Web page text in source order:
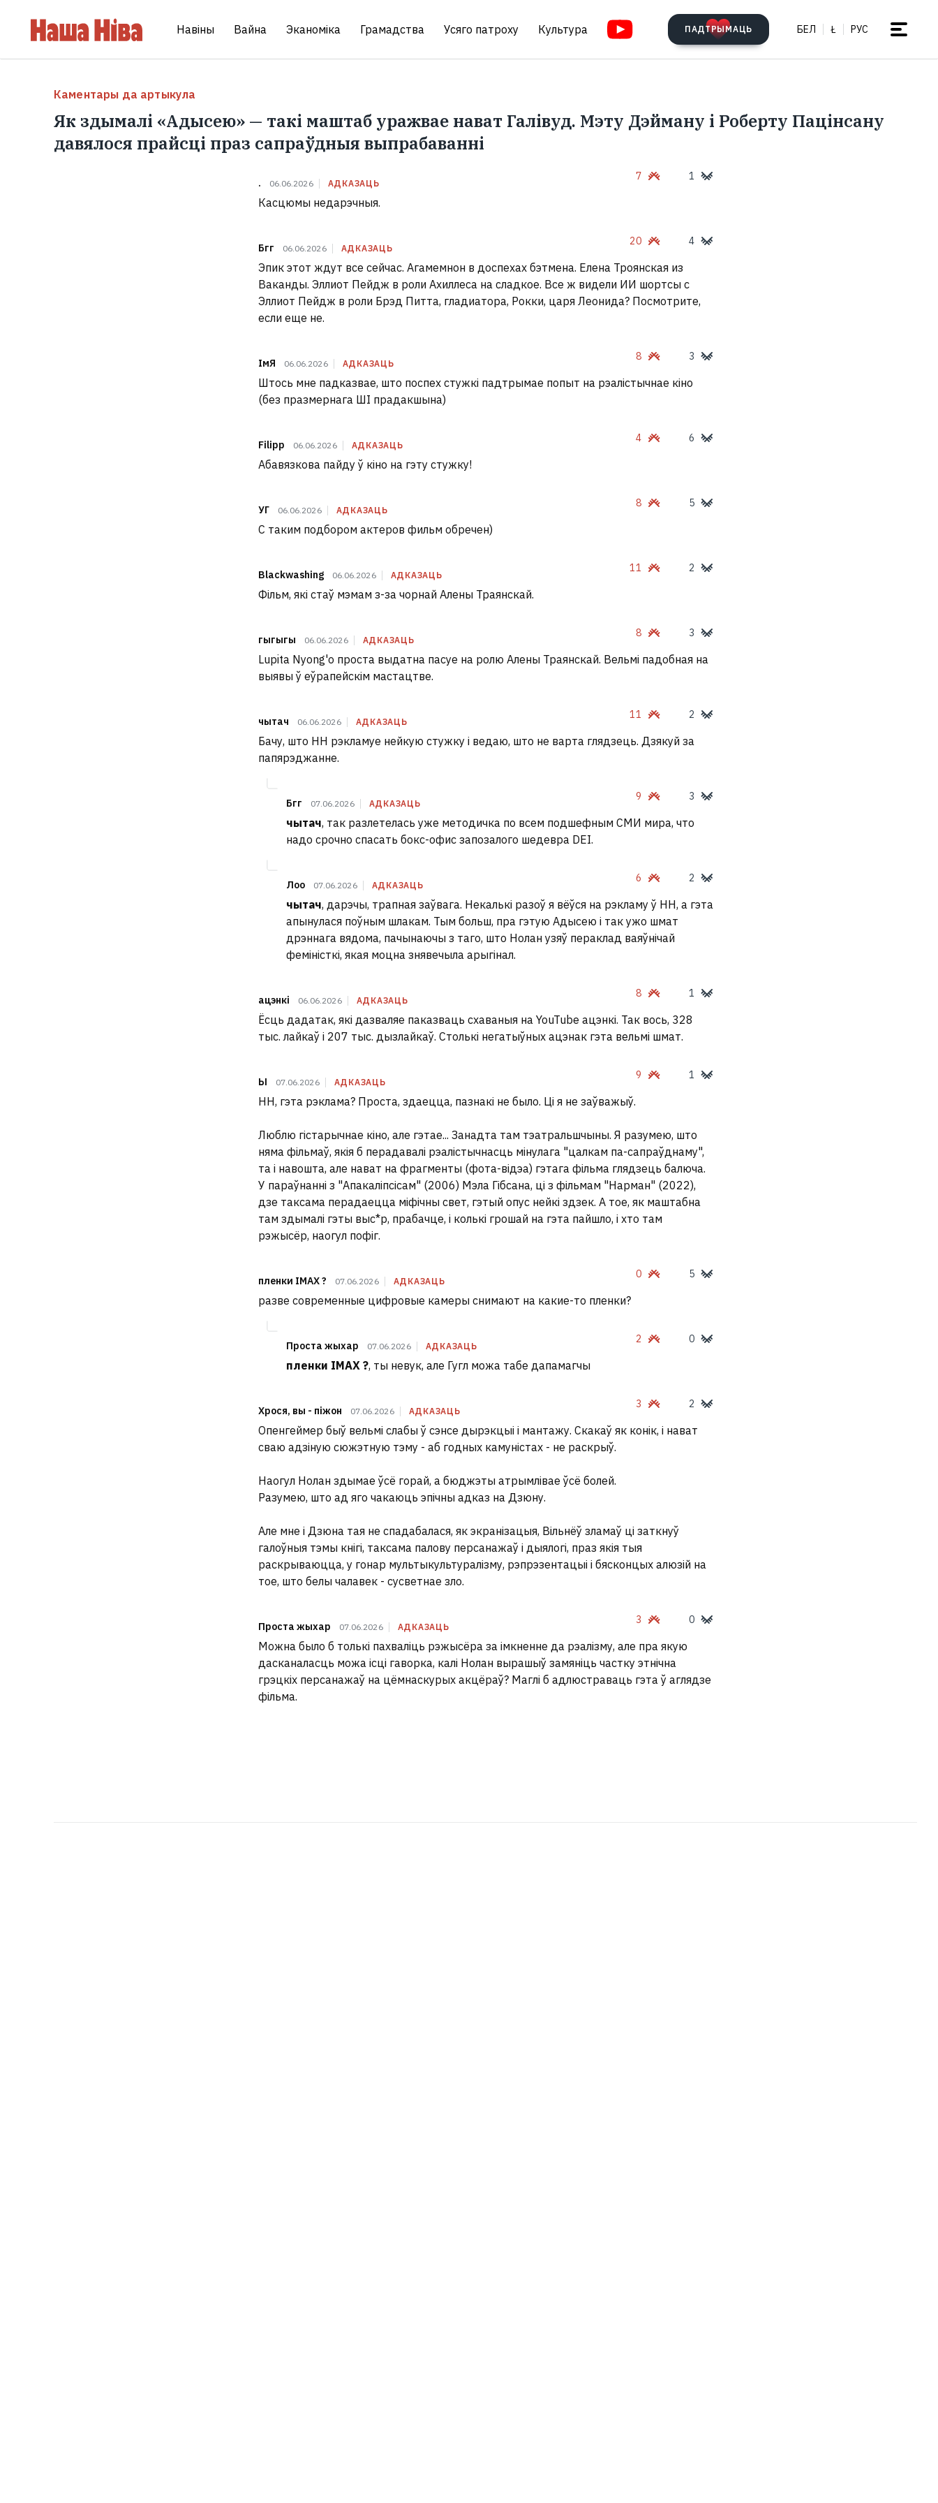
Навіны Вайна Эканоміка Грамадства Усяго патроху Культура ПАДТРЫМАЦЬ БЕЛ Ł РУС
Каментары да артыкула
Як здымалі «Адысею» — такі маштаб уражвае нават Галівуд. Мэту Дэйману і Роберту Пацінсану
давялося прайсці праз сапраўдныя выпрабаванні
. 06.06.2026 АДКАЗАЦЬ
7 1
Касцюмы недарэчныя.
Бгг 06.06.2026 АДКАЗАЦЬ
20 4
Эпик этот ждут все сейчас. Агамемнон в доспехах бэтмена. Елена Троянская из
Ваканды. Эллиот Пейдж в роли Ахиллеса на сладкое. Все ж видели ИИ шортсы с
Эллиот Пейдж в роли Брэд Питта, гладиатора, Рокки, царя Леонида? Посмотрите,
если еще не.
ІмЯ 06.06.2026 АДКАЗАЦЬ
8 3
Штось мне падказвае, што поспех стужкі падтрымае попыт на рэалістычнае кіно
(без празмернага ШІ прадакшына)
Filipp 06.06.2026 АДКАЗАЦЬ
4 6
Абавязкова пайду ў кіно на гэту стужку!
УГ 06.06.2026 АДКАЗАЦЬ
8 5
С таким подбором актеров фильм обречен)
Blackwashing 06.06.2026 АДКАЗАЦЬ
11 2
Фільм, які стаў мэмам з-за чорнай Алены Траянскай.
гыгыгы 06.06.2026 АДКАЗАЦЬ
8 3
Lupita Nyong'o проста выдатна пасуе на ролю Алены Траянскай. Вельмі падобная на
выявы ў еўрапейскім мастацтве.
чытач 06.06.2026 АДКАЗАЦЬ
11 2
Бачу, што НН рэкламуе нейкую стужку і ведаю, што не варта глядзець. Дзякуй за
папярэджанне.
Бгг 07.06.2026 АДКАЗАЦЬ
9 3
чытач, так разлетелась уже методичка по всем подшефным СМИ мира, что
надо срочно спасать бокс-офис запозалого шедевра DEI.
Лоо 07.06.2026 АДКАЗАЦЬ
6 2
чытач, дарэчы, трапная заўвага. Некалькі разоў я вёўся на рэкламу ў НН, а гэта
апынулася поўным шлакам. Тым больш, пра гэтую Адысею і так ужо шмат
дрэннага вядома, пачынаючы з таго, што Нолан узяў пераклад ваяўнічай
феміністкі, якая моцна знявечыла арыгінал.
ацэнкі 06.06.2026 АДКАЗАЦЬ
8 1
Ёсць дадатак, які дазваляе паказваць схаваныя на YouTube ацэнкі. Так вось, 328
тыс. лайкаў і 207 тыс. дызлайкаў. Столькі негатыўных ацэнак гэта вельмі шмат.
Ы 07.06.2026 АДКАЗАЦЬ
9 1
НН, гэта рэклама? Проста, здаецца, пазнакі не было. Ці я не заўважыў.
Люблю гістарычнае кіно, але гэтае... Занадта там тэатральшчыны. Я разумею, што
няма фільмаў, якія б перадавалі рэалістычнасць мінулага "цалкам па-сапраўднаму",
та і навошта, але нават на фрагменты (фота-відэа) гэтага фільма глядзець балюча.
У параўнанні з "Апакаліпсісам" (2006) Мэла Гібсана, ці з фільмам "Нарман" (2022),
дзе таксама перадаецца міфічны свет, гэтый опус нейкі здзек. А тое, як маштабна
там здымалі гэты выс*р, прабачце, і колькі грошай на гэта пайшло, і хто там
рэжысёр, наогул пофіг.
пленки IMAX ? 07.06.2026 АДКАЗАЦЬ
0 5
разве современные цифровые камеры снимают на какие-то пленки?
Проста жыхар 07.06.2026 АДКАЗАЦЬ
2 0
пленки IMAX ?, ты невук, але Гугл можа табе дапамагчы
Хрося, вы - піжон 07.06.2026 АДКАЗАЦЬ
3 2
Опенгеймер быў вельмі слабы ў сэнсе дырэкцыі і мантажу. Скакаў як конік, і нават
сваю адзіную сюжэтную тэму - аб годных камуністах - не раскрыў.
Наогул Нолан здымае ўсё горай, а бюджэты атрымлівае ўсё болей.
Разумею, што ад яго чакаюць эпічны адказ на Дзюну.
Але мне і Дзюна тая не спадабалася, як экранізацыя, Вільнёў зламаў ці заткнуў
галоўныя тэмы кнігі, таксама палову персанажаў і дыялогі, праз якія тыя
раскрываюцца, у гонар мультыкультуралізму, рэпрэзентацыі і бясконцых алюзій на
тое, што белы чалавек - сусветнае зло.
Проста жыхар 07.06.2026 АДКАЗАЦЬ
3 0
Можна было б толькі пахваліць рэжысёра за імкненне да рэалізму, але пра якую
дасканаласць можа ісці гаворка, калі Нолан вырашыў замяніць частку этнічна
грэцкіх персанажаў на цёмнаскурых акцёраў? Маглі б адлюстраваць гэта ў аглядзе
фільма.